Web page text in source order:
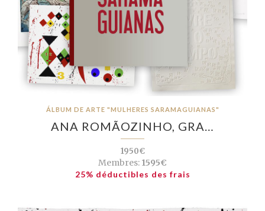
ÁLBUM DE ARTE "MULHERES SARAMAGUIANAS"
ANA ROMÃOZINHO, GRA…
1950€
Membres: 1595€
25% déductibles des frais